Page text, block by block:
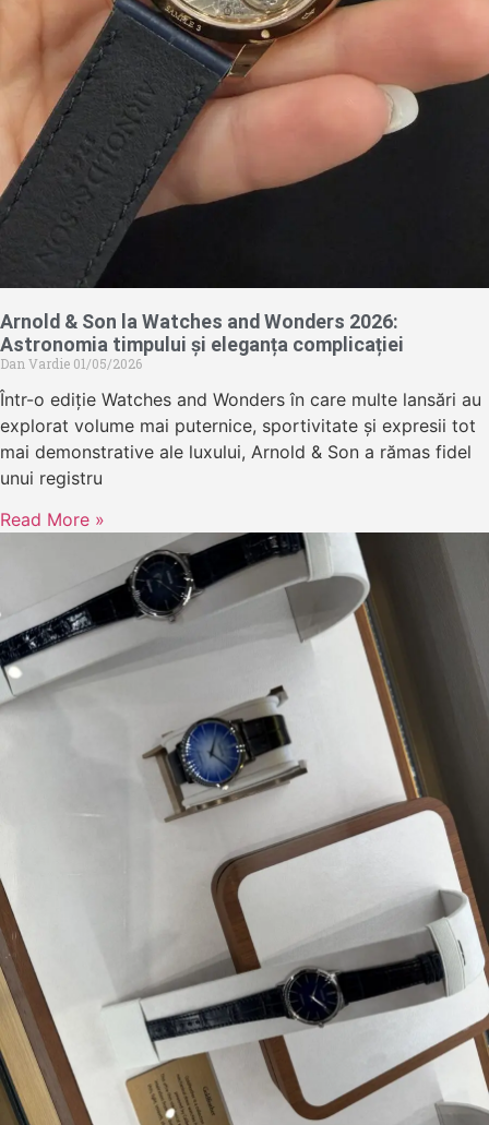
Arnold & Son la Watches and Wonders 2026:
Astronomia timpului și eleganța complicației
Dan Vardie 01/05/2026
Într-o ediție Watches and Wonders în care multe lansări au
explorat volume mai puternice, sportivitate și expresii tot
mai demonstrative ale luxului, Arnold & Son a rămas fidel
unui registru
Read More »